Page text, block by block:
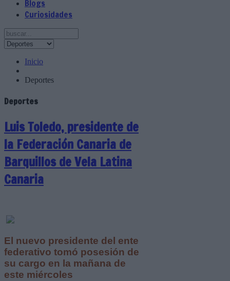
Blogs
Curiosidades
Inicio
Deportes
Deportes
Luis Toledo, presidente de
la Federación Canaria de
Barquillos de Vela Latina
Canaria
El nuevo presidente del ente
federativo tomó posesión de
su cargo en la mañana de
este miércoles